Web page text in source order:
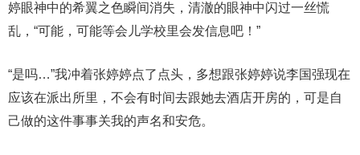
婷眼神中的希翼之色瞬间消失，清澈的眼神中闪过一丝慌
乱，“可能，可能等会儿学校里会发信息吧！”
“是吗…”我冲着张婷婷点了点头，多想跟张婷婷说李国强现在
应该在派出所里，不会有时间去跟她去酒店开房的，可是自
己做的这件事事关我的声名和安危。